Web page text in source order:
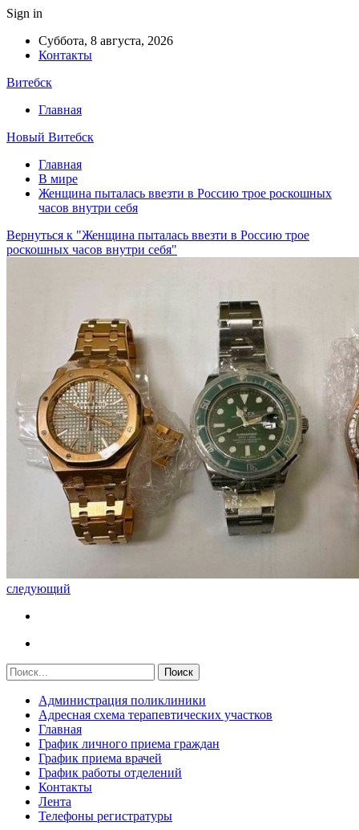
Sign in
Суббота, 8 августа, 2026
Контакты
Витебск
Главная
Новый Витебск
Главная
В мире
Женщина пыталась ввезти в Россию трое роскошных
часов внутри себя
Вернуться к "Женщина пыталась ввезти в Россию трое
роскошных часов внутри себя"
следующий
Администрация поликлиники
Адресная схема терапевтических участков
Главная
График личного приема граждан
График приема врачей
График работы отделений
Контакты
Лента
Телефоны регистратуры